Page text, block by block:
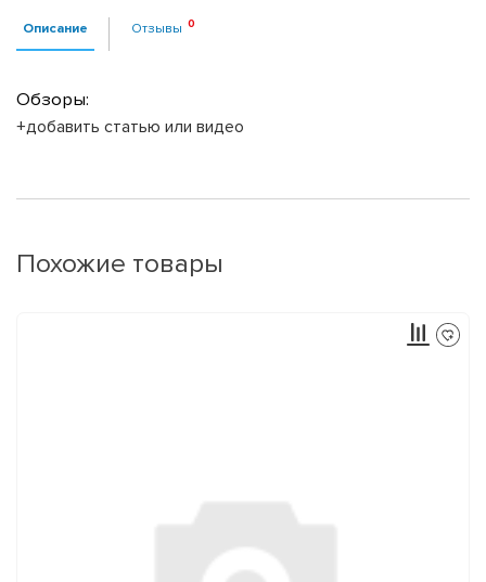
Описание Отзывы
Обзоры:
+добавить статью или видео
Похожие товары